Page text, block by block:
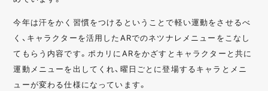
今年は汗をかく習慣をつけるということで軽い運動をさせるべ
く、キャラクターを活用したARでのネツナレメニューをこなし
てもらう内容です。ポカリにARをかざすとキャラクターと共に
運動メニューを出してくれ、曜日ごとに登場するキャラとメニ
ューが変わる仕様になっています。